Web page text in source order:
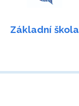
Základní škola